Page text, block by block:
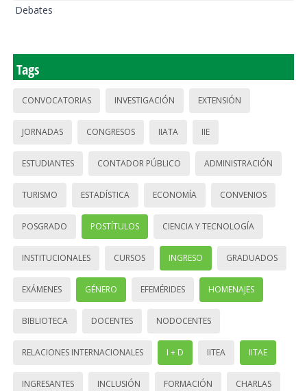
Debates
Tags
CONVOCATORIAS INVESTIGACIÓN EXTENSIÓN
JORNADAS CONGRESOS IIATA IIE
ESTUDIANTES CONTADOR PÚBLICO ADMINISTRACIÓN
TURISMO ESTADÍSTICA ECONOMÍA CONVENIOS
POSGRADO POSTÍTULOS CIENCIA Y TECNOLOGÍA
INSTITUCIONALES CURSOS INGRESO GRADUADOS
EXÁMENES GÉNERO EFEMÉRIDES HOMENAJES
BIBLIOTECA DOCENTES NODOCENTES
RELACIONES INTERNACIONALES I + D IITEA IITAE
INGRESANTES INCLUSIÓN FORMACIÓN CHARLAS